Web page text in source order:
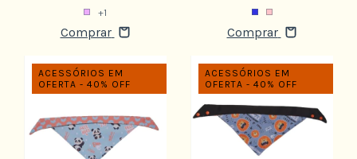
+1
Comprar Comprar
ACESSÓRIOS EM
OFERTA - 40% OFF
ACESSÓRIOS EM
OFERTA - 40% OFF